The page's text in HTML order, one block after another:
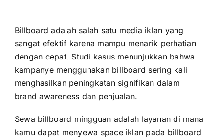
Billboard adalah salah satu media iklan yang
sangat efektif karena mampu menarik perhatian
dengan cepat. Studi kasus menunjukkan bahwa
kampanye menggunakan billboard sering kali
menghasilkan peningkatan signifikan dalam
brand awareness dan penjualan.
Sewa billboard mingguan adalah layanan di mana
kamu dapat menyewa space iklan pada billboard